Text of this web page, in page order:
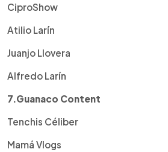
CiproShow
Atilio Larín
Juanjo Llovera
Alfredo Larín
7.Guanaco Content
Tenchis Céliber
Mamá Vlogs